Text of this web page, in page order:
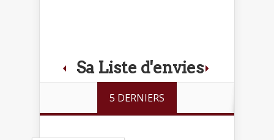
Sa Liste d'envies
5 DERNIERS